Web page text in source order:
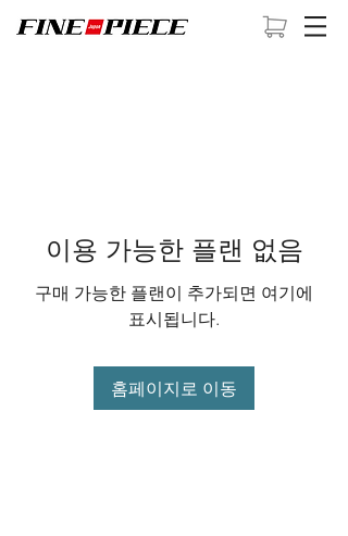
이용 가능한 플랜 없음
구매 가능한 플랜이 추가되면 여기에
표시됩니다.
홈페이지로 이동